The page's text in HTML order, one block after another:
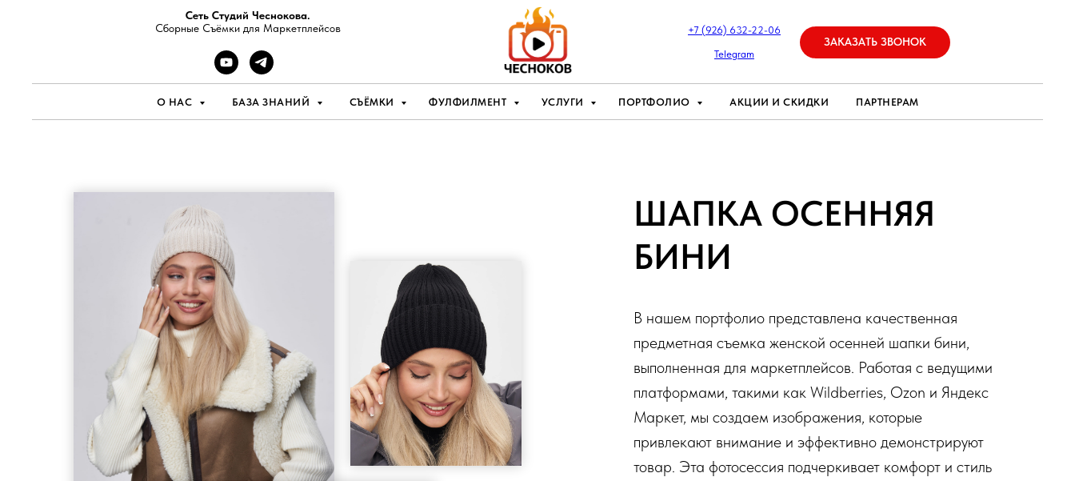
Сеть Студий Чеснокова.
Сборные Съёмки для Маркетплейсов
+7 (926) 632-22-06
Telegram
ЗАКАЗАТЬ ЗВОНОК
О НАС БАЗА ЗНАНИЙ СЪЁМКИ ФУЛФИЛМЕНТ УСЛУГИ ПОРТФОЛИО АКЦИИ И СКИДКИ ПАРТНЕРАМ
ШАПКА ОСЕННЯЯ
БИНИ
В нашем портфолио представлена качественная
предметная съемка женской осенней шапки бини,
выполненная для маркетплейсов. Работая с ведущими
платформами, такими как Wildberries, Ozon и Яндекс
Маркет, мы создаем изображения, которые
привлекают внимание и эффективно демонстрируют
товар. Эта фотосессия подчеркивает комфорт и стиль